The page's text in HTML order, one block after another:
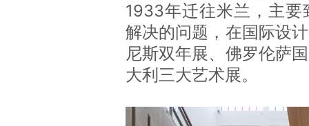
1933年迁往米兰，主
解决的问题，在国际设
尼斯双年展、佛罗伦萨
大利三大艺术展。